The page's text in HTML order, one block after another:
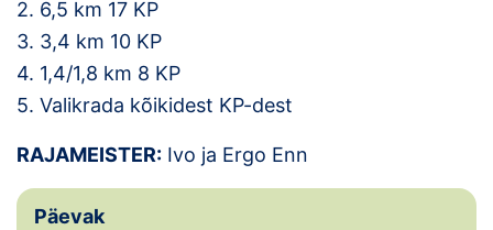
EOL
Galerii
Kaardid
Kalender
Koondised
2. 6,5 km 17 KP
3. 3,4 km 10 KP
4. 1,4/1,8 km 8 KP
5. Valikrada kõikidest KP-dest
RAJAMEISTER: Ivo ja Ergo Enn
Päevak